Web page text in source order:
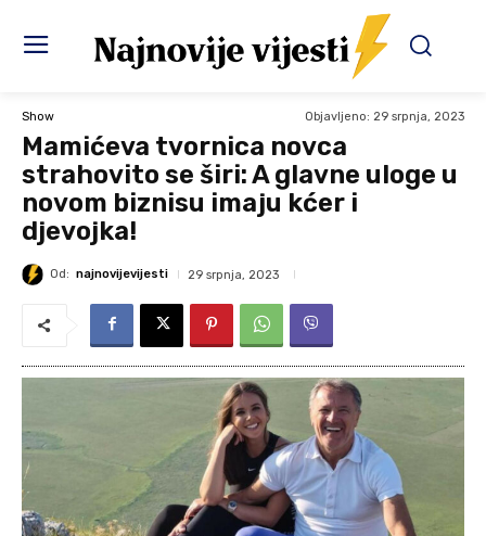
Show Objavljeno: 29 srpnja, 2023
Mamićeva tvornica novca
strahovito se širi: A glavne uloge u
novom biznisu imaju kćer i
djevojka!
Od: najnovijevijesti 29 srpnja, 2023